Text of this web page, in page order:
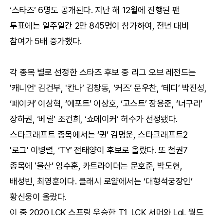
‘스타즈’ 6명도 공개된다. 지난 해 12월에 진행된 팬
투표에는 일주일간 2만 845명이 참가하여, 전년 대비
참여가 5배 증가했다.
각 종목 별로 선정한 스타즈 후보 중 리그 오브 레전드는
'캐니언' 김건부, '칸나’ 김창동, ‘커즈’ 문우찬, ‘테디’ 박진성,
‘페이커’ 이상혁, ‘에포트’ 이상호, ‘고스트’ 장용준, ‘너구리’
장하권, ‘베릴’ 조건희, ‘쇼메이커’ 허수가 선정됐다.
스타크래프트 종목에서는 ‘퀸’ 김명운, 스타크래프트2
'로그' 이병렬, ‘TY’ 전태양이 후보로 올랐다. 또 철권7
종목에 '울산’ 임수훈, 카트라이더는 문호준, 박도현,
배성빈, 최영훈이다. 클래시 로얄에서는 ‘대형석궁장인’
황신웅이 올랐다.
이 중 2020 LCK 스프링 우승한 T1, LCK 서머와 LoL 월드